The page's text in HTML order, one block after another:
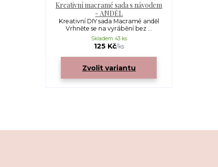
Kreativní macramé sada s návodem
- ANDĚL
Kreativní DIY sada Macramé anděl
Vrhněte se na vyrábění bez ...
125 Kč/ks
Skladem 43 ks
Zvolit variantu